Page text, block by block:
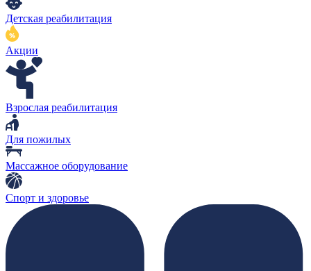
Детская реабилитация
Акции
Взрослая реабилитация
Для пожилых
Массажное оборудование
Спорт и здоровье